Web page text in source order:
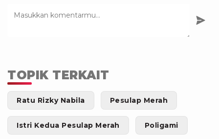
TOPIK TERKAIT
Ratu Rizky Nabila Pesulap Merah
Istri Kedua Pesulap Merah Poligami